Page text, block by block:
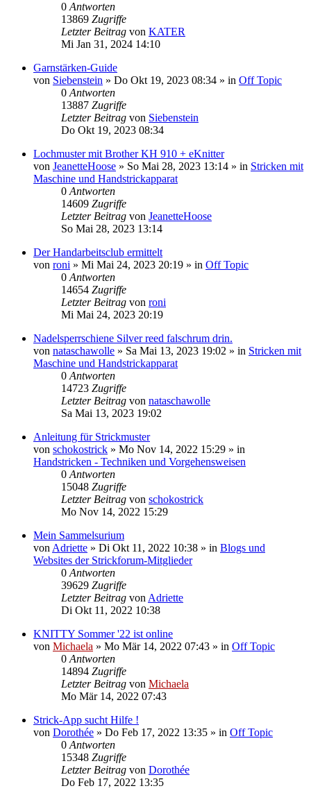
0 Antworten
13869 Zugriffe
Letzter Beitrag von KATER
Mi Jan 31, 2024 14:10
Garnstärken-Guide
von Siebenstein » Do Okt 19, 2023 08:34 » in Off Topic
0 Antworten
13887 Zugriffe
Letzter Beitrag von Siebenstein
Do Okt 19, 2023 08:34
Lochmuster mit Brother KH 910 + eKnitter
von JeanetteHoose » So Mai 28, 2023 13:14 » in Stricken mit
Maschine und Handstrickapparat
0 Antworten
14609 Zugriffe
Letzter Beitrag von JeanetteHoose
So Mai 28, 2023 13:14
Der Handarbeitsclub ermittelt
von roni » Mi Mai 24, 2023 20:19 » in Off Topic
0 Antworten
14654 Zugriffe
Letzter Beitrag von roni
Mi Mai 24, 2023 20:19
Nadelsperrschiene Silver reed falschrum drin.
von nataschawolle » Sa Mai 13, 2023 19:02 » in Stricken mit
Maschine und Handstrickapparat
0 Antworten
14723 Zugriffe
Letzter Beitrag von nataschawolle
Sa Mai 13, 2023 19:02
Anleitung für Strickmuster
von schokostrick » Mo Nov 14, 2022 15:29 » in
Handstricken - Techniken und Vorgehensweisen
0 Antworten
15048 Zugriffe
Letzter Beitrag von schokostrick
Mo Nov 14, 2022 15:29
Mein Sammelsurium
von Adriette » Di Okt 11, 2022 10:38 » in Blogs und
Websites der Strickforum-Mitglieder
0 Antworten
39629 Zugriffe
Letzter Beitrag von Adriette
Di Okt 11, 2022 10:38
KNITTY Sommer '22 ist online
von Michaela » Mo Mär 14, 2022 07:43 » in Off Topic
0 Antworten
14894 Zugriffe
Letzter Beitrag von Michaela
Mo Mär 14, 2022 07:43
Strick-App sucht Hilfe !
von Dorothée » Do Feb 17, 2022 13:35 » in Off Topic
0 Antworten
15348 Zugriffe
Letzter Beitrag von Dorothée
Do Feb 17, 2022 13:35